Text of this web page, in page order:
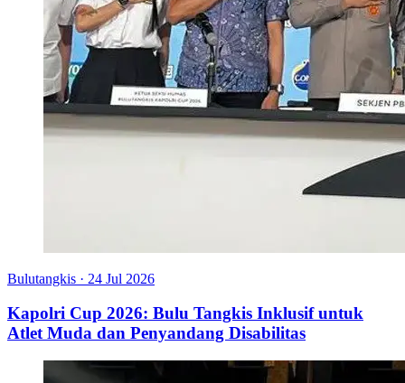
Bulutangkis · 24 Jul 2026
Kapolri Cup 2026: Bulu Tangkis Inklusif untuk
Atlet Muda dan Penyandang Disabilitas